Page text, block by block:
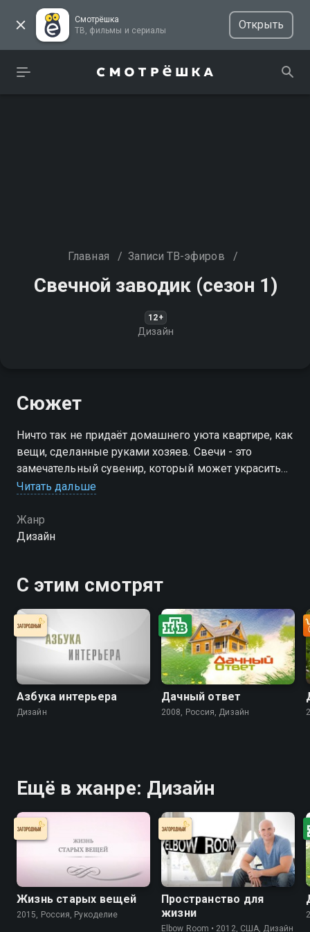
Смотрёшка
ТВ, фильмы и сериалы
Открыть
Главная / Записи ТВ-эфиров /
Свечной заводик (сезон 1)
12+
Дизайн
Сюжет
Ничто так не придаёт домашнего уюта квартире, как
вещи, сделанные руками хозяев. Свечи - это
замечательный сувенир, который может украсить
атмосферу любого семейного праздника
Посмотреть онлайн 1 сезон сериала Свечной
заводик вы можете совершенно бесплатно в
Читать дальше
Жанр
Дизайн
С этим смотрят
Азбука интерьера
Дизайн
Дачный ответ
2008, Россия, Дизайн
Ещё в жанре: Дизайн
Жизнь старых вещей
2015, Россия, Рукоделие
Пространство для
жизни
Elbow Room • 2012, США, Дизайн